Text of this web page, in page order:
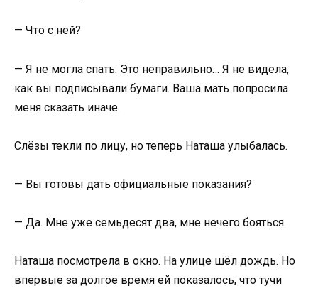
— Что с ней?
— Я не могла спать. Это неправильно… Я не видела,
как вы подписывали бумаги. Ваша мать попросила
меня сказать иначе.
Слёзы текли по лицу, но теперь Наташа улыбалась.
— Вы готовы дать официальные показания?
— Да. Мне уже семьдесят два, мне нечего бояться.
Наташа посмотрела в окно. На улице шёл дождь. Но
впервые за долгое время ей показалось, что тучи